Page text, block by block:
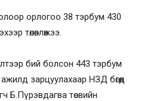
орлогоо 38 тэрбум 430
төлөвлөжээ.
бий болсон 443 тэрбум
ажилд зарцуулахаар НЗД бөгөөд
Б.Пүрэвдагва төсвийн